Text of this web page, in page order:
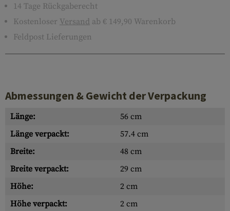
14 Tage Rückgaberecht
Kostenloser Versand ab € 149,90 Warenkorb
Feldpost Lieferungen
Abmessungen & Gewicht der Verpackung
Länge:
56 cm
Länge verpackt:
57.4 cm
Breite:
48 cm
Breite verpackt:
29 cm
Höhe:
2 cm
Höhe verpackt:
2 cm